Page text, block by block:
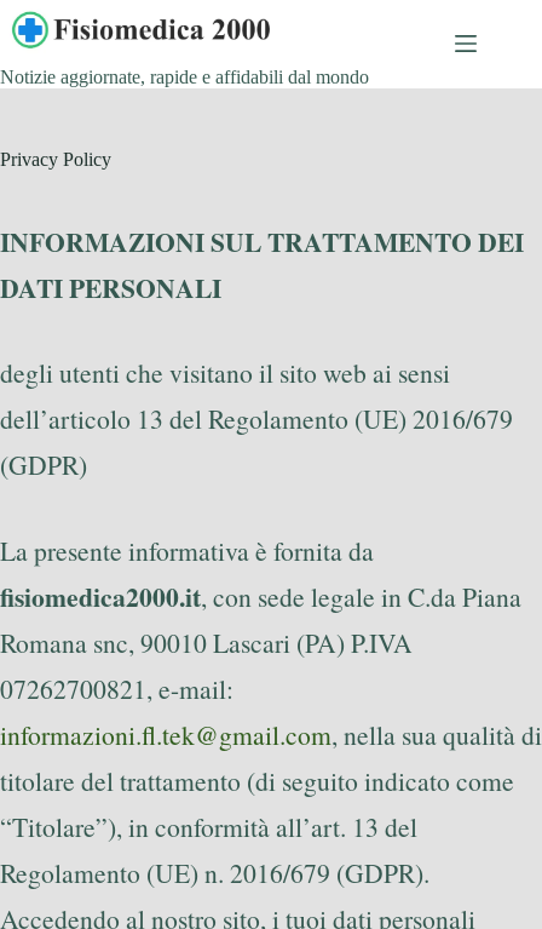
Salta
contenuto
Notizie aggiornate, rapide e affidabili dal mondo
Privacy Policy
INFORMAZIONI SUL TRATTAMENTO DEI
DATI PERSONALI
degli utenti che visitano il sito web ai sensi
dell’articolo 13 del Regolamento (UE) 2016/679
(GDPR)
La presente informativa è fornita da
fisiomedica2000.it, con sede legale in C.da Piana
Romana snc, 90010 Lascari (PA) P.IVA
07262700821, e-mail:
informazioni.fl.tek@gmail.com, nella sua qualità di
titolare del trattamento (di seguito indicato come
“Titolare”), in conformità all’art. 13 del
Regolamento (UE) n. 2016/679 (GDPR).
Accedendo al nostro sito, i tuoi dati personali